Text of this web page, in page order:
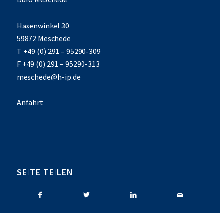
Hasenwinkel 30
59872 Meschede
T +49 (0) 291 – 95290-309
F +49 (0) 291 – 95290-313
meschede@h-ip.de
Anfahrt
SEITE TEILEN